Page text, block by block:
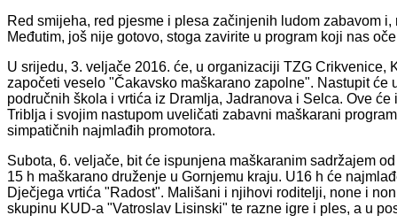
Red smijeha, red pjesme i plesa začinjenih ludom zabavom
Međutim, još nije gotovo, stoga zavirite u program koji nas
U srijedu, 3. veljače 2016. će, u organizaciji TZG
započeti veselo "Čakavsko maškarano zapolne". Nastupit
područnih škola i vrtića iz Dramlja, Jadranova i Selca. Ove
Triblja i svojim nastupom uveličati zabavni maškarani
simpatičnih najmlađih promotora.
Subota, 6. veljače, bit će ispunjena maškaranim sadržajem
15 h maškarano druženje u Gornjemu kraju. U16 h će
Dječjega vrtića "Radost". Mališani i njihovi roditelji, none i
skupinu KUD-a "Vatroslav Lisinski" te razne igre i ples, a u